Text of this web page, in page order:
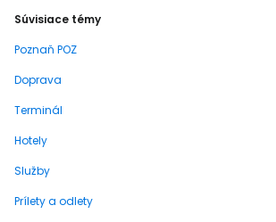
Súvisiace témy
Poznaň POZ
Doprava
Terminál
Hotely
Služby
Prílety a odlety